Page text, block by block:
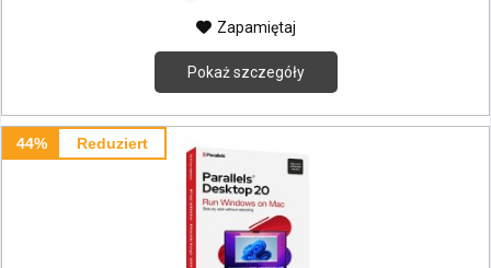
Zapamiętaj
Pokaż szczegóły
44% Reduziert